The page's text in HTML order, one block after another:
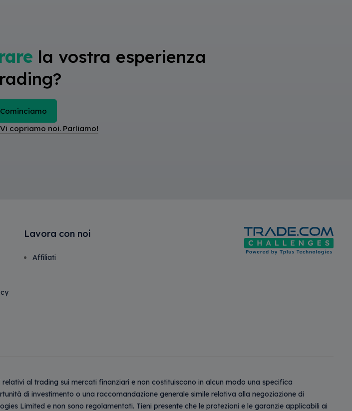
la vostra esperienza
copriamo noi. Parliamo!
Lavora con noi
Affiliati
al trading sui mercati finanziari e non costituiscono in alcun modo una specifica
di investimento o una raccomandazione generale simile relativa alla negoziazione di
Limited e non sono regolamentati. Tieni presente che le protezioni e le garanzie applicabili ai